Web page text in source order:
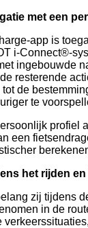
met een
app is
i-Connect®-
ingebouwde
resterende
de
te
profiel
een
het rijden
zij tijdens
in de